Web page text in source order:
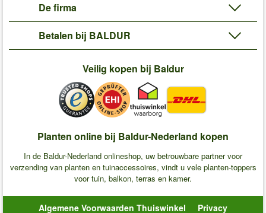
De firma
Betalen bij BALDUR
Veilig kopen bij Baldur
Planten online bij Baldur-Nederland kopen
In de Baldur-Nederland onlineshop, uw betrouwbare partner voor
verzending van planten en tuinaccessoires, vindt u vele planten-toppers
voor tuin, balkon, terras en kamer.
Algemene Voorwaarden Thuiswinkel Privacy